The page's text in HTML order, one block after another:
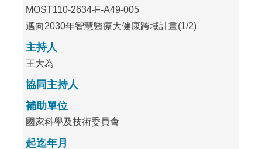
MOST110-2634-F-A49-005
邁向2030年智慧醫療大健康跨域計畫(1/2)
主持人
王大為
協同主持人
補助單位
國家科學及技術委員會
起迄年月